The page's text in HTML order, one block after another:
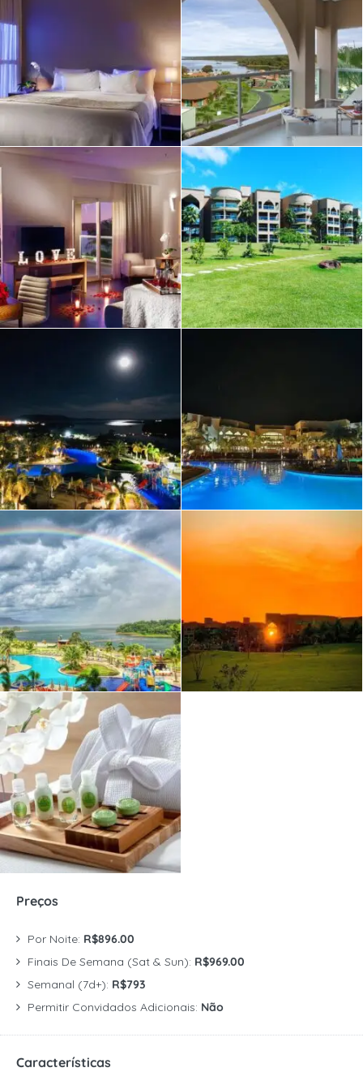
Preços
Por Noite: R$896.00
Finais De Semana (Sat & Sun): R$969.00
Semanal (7d+): R$793
Permitir Convidados Adicionais: Não
Características